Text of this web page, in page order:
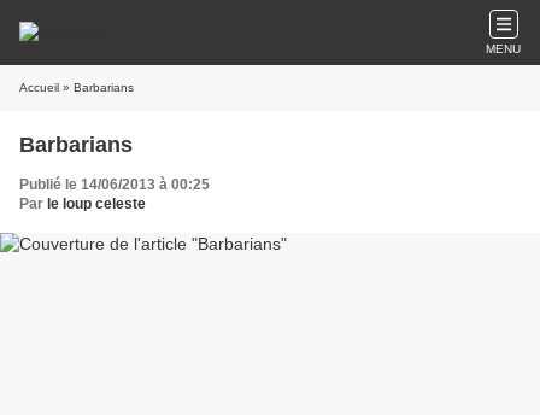
MENU
Accueil » Barbarians
Barbarians
Publié le 14/06/2013 à 00:25
Par le loup celeste